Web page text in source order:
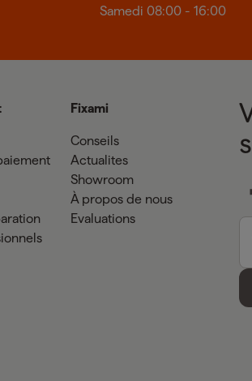
Samedi 08:00 - 16:00
Fixami
Conseils
Actualites
Showroom
À propos de nous
Evaluations